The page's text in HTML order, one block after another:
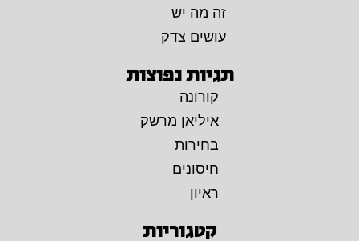
זה מה יש
עושים צדק
תגיות נפוצות
קורונה
איליאן מרשק
בחירות
חיסונים
ראיון
קטגוריות